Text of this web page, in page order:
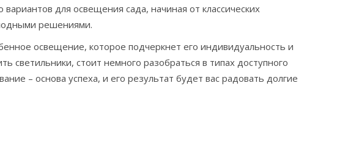
для освещения сада, начиная от классических
решениями.
освещение, которое подчеркнет его индивидуальность и
светильники, стоит немного разобраться в типах доступного
– основа успеха, и его результат будет вас радовать долгие